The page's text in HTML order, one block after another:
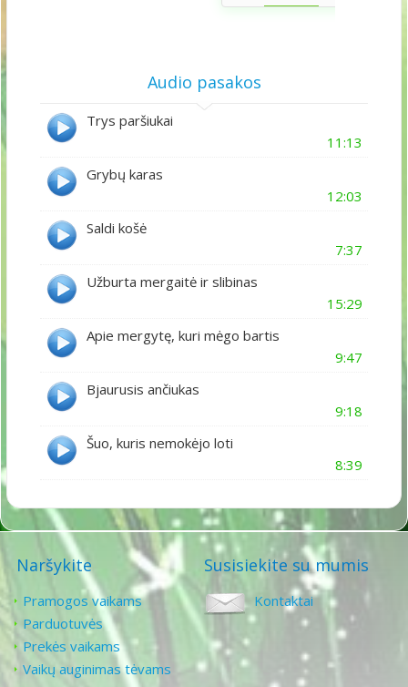
Audio pasakos
Trys paršiukai
11:13
Grybų karas
12:03
Saldi košė
7:37
Užburta mergaitė ir slibinas
15:29
Apie mergytę, kuri mėgo bartis
9:47
Bjaurusis ančiukas
9:18
Šuo, kuris nemokėjo loti
8:39
Naršykite
Pramogos vaikams
Parduotuvės
Prekės vaikams
Vaikų auginimas tėvams
Susisiekite su mumis
Kontaktai